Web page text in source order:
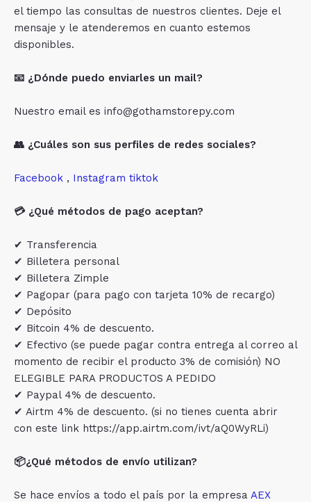
el tiempo las consultas de nuestros clientes. Deje el
mensaje y le atenderemos en cuanto estemos
disponibles.
📧 ¿Dónde puedo enviarles un mail?
Nuestro email es info@gothamstorepy.com
👥 ¿Cuáles son sus perfiles de redes sociales?
Facebook , Instagram tiktok
💳 ¿Qué métodos de pago aceptan?
✔ Transferencia
✔ Billetera personal
✔ Billetera Zimple
✔ Pagopar (para pago con tarjeta 10% de recargo)
✔ Depósito
✔ Bitcoin 4% de descuento.
✔ Efectivo (se puede pagar contra entrega al correo al
momento de recibir el producto 3% de comisión) NO
ELEGIBLE PARA PRODUCTOS A PEDIDO
✔ Paypal 4% de descuento.
✔ Airtm 4% de descuento. (si no tienes cuenta abrir
con este link https://app.airtm.com/ivt/aQ0WyRLi)
📦¿Qué métodos de envío utilizan?
Se hace envíos a todo el país por la empresa AEX